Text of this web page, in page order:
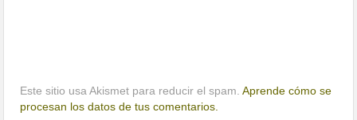
Este sitio usa Akismet para reducir el spam.Aprende cómo se
procesan los datos de tus comentarios.